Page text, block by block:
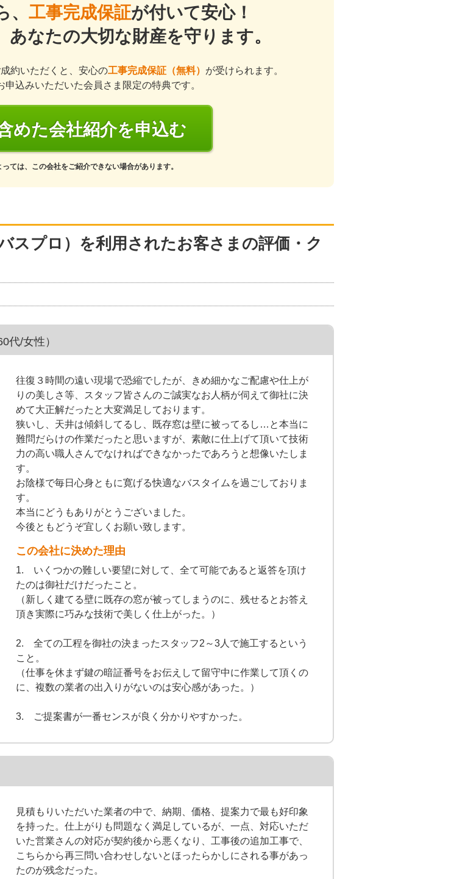
工事完成保証が付いて安心！
あなたの大切な財産を守ります。
約いただくと、安心の工事完成保証（無料） が受けられます。
込みいただいた会員さま限定の特典です。
めた会社紹介を申込む
ては、この会社をご紹介できない場合があります。
スプロ）を利用されたお客さまの評価・ク
代/女性）
往復３時間の遠い現場で恐縮でしたが、きめ細かなご配慮や仕上が
りの美しさ等、スタッフ皆さんのご誠実なお人柄が伺えて御社に決
めて大正解だったと大変満足しております。
狭いし、天井は傾斜してるし、既存窓は壁に被ってるし…と本当に
難問だらけの作業だったと思いますが、素敵に仕上げて頂いて技術
力の高い職人さんでなければできなかったであろうと想像いたしま
す。
お陰様で毎日心身ともに寛げる快適なバスタイムを過ごしておりま
す。
本当にどうもありがとうございました。
今後ともどうぞ宜しくお願い致します。
この会社に決めた理由
1. いくつかの難しい要望に対して、全て可能であると返答を頂け
たのは御社だけだったこと。
（新しく建てる壁に既存の窓が被ってしまうのに、残せるとお答え
頂き実際に巧みな技術で美しく仕上がった。）
2. 全ての工程を御社の決まったスタッフ2～3人で施工するという
こと。
（仕事を休まず鍵の暗証番号をお伝えして留守中に作業して頂くの
に、複数の業者の出入りがないのは安心感があった。）
3. ご提案書が一番センスが良く分かりやすかった。
見積もりいただいた業者の中で、納期、価格、提案力で最も好印象
を持った。仕上がりも問題なく満足しているが、一点、対応いただ
いた営業さんの対応が契約後から悪くなり、工事後の追加工事で、
こちらから再三問い合わせしないとほったらかしにされる事があっ
たのが残念だった。